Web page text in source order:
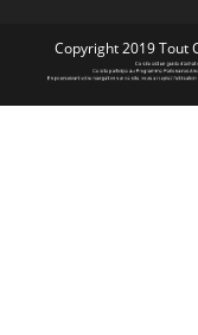
Copyright 2019 Tout